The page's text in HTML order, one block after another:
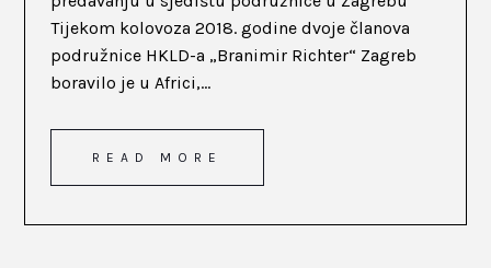
Tijekom kolovoza 2018. godine dvoje članova
podružnice HKLD-a „Branimir Richter“ Zagreb
boravilo je u Africi,...
READ MORE